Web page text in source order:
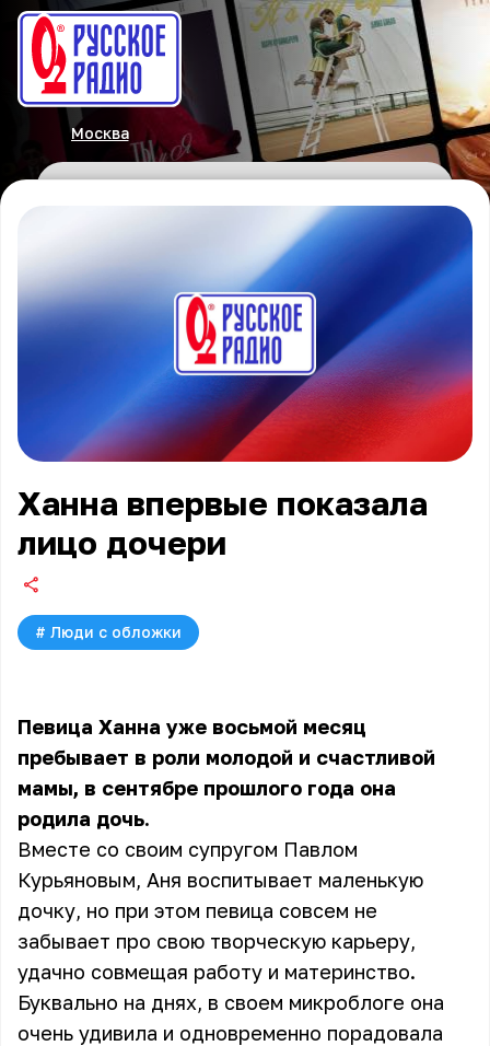
Москва
Ханна впервые показала
лицо дочери
# Люди с обложки
Певица Ханна уже восьмой месяц
пребывает в роли молодой и счастливой
мамы, в сентябре прошлого года она
родила дочь.
Вместе со своим супругом Павлом
Курьяновым, Аня воспитывает маленькую
дочку, но при этом певица совсем не
забывает про свою творческую карьеру,
удачно совмещая работу и материнство.
Буквально на днях, в своем микроблоге она
очень удивила и одновременно порадовала